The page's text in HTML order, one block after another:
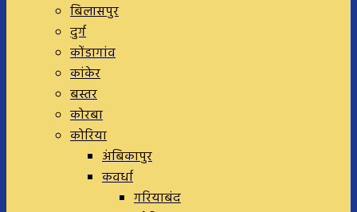
बिलासपुर
दुर्ग
कोंडागांव
कांकेर
बस्तर
कोरबा
कोरिया
अंबिकापुर
कवर्धा
गरियाबंद